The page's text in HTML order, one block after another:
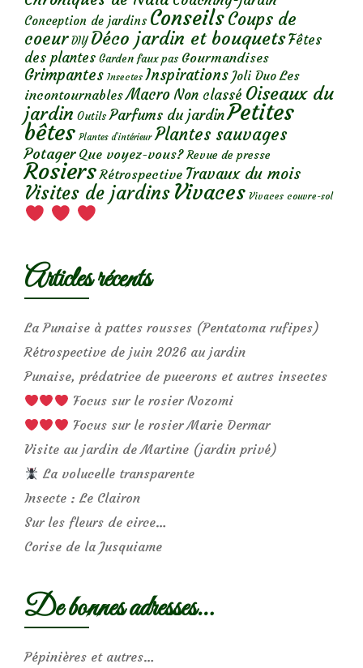
Conception de jardins ConseilsCoups de
coeur DIY Déco jardin et bouquetsFêtes
des plantes Garden faux pas Gourmandises
Grimpantes Insectes Inspirations Joli Duo Les
incontournables Macro Non classé Oiseaux du
jardin Outils Parfums du jardinPetites
bêtes Plantes d’intérieur Plantes sauvages
Potager Que voyez-vous? Revue de presse
Rosiers Rétrospective Travaux du mois
Visites de jardins Vivaces Vivaces couvre-sol
Articles récents
La Punaise à pattes rousses (Pentatoma rufipes)
Rétrospective de juin 2026 au jardin
Punaise, prédatrice de pucerons et autres insectes
Focus sur le rosier Nozomi
Focus sur le rosier Marie Dermar
Visite au jardin de Martine (jardin privé)
La volucelle transparente
Insecte : Le Clairon
Sur les fleurs de circe…
Corise de la Jusquiame
De bonnes adresses…
Pépinières et autres…